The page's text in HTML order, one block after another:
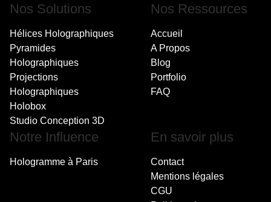
Nos Solutions
Hélices Holographiques
Pyramides
Holographiques
Projections
Holographiques
Holobox
Studio Conception 3D
Nos Ressources
Accueil
A Propos
Blog
Portfolio
FAQ
Notre Influence
Hologramme à Paris
En savoir plus
Contact
Mentions légales
CGU